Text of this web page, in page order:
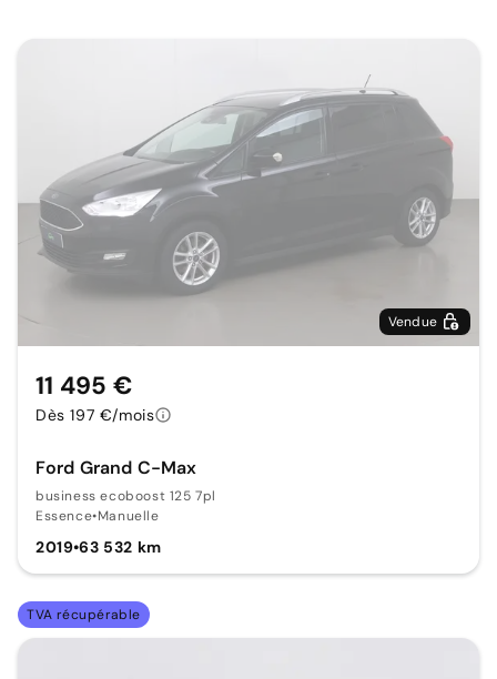
Vendue
Ford Grand C-Max
business ecoboost 125 7pl
Essence•Manuelle
2019•63 532 km
11 495 €
Dès 197 €/mois
TVA récupérable